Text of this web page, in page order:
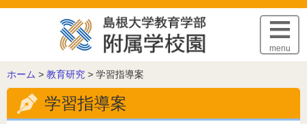
このページの本文へ
menu
こ
の
ー
ホーム > 教育研究 > 学習指導案
学習指導案